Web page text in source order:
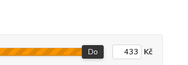
Do Kč